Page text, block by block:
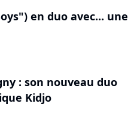
en duo avec... une
: son nouveau duo
Kidjo